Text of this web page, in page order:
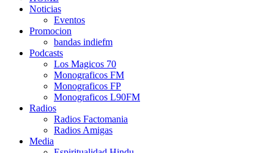
Noticias
Eventos
Promocion
bandas indiefm
Podcasts
Los Magicos 70
Monograficos FM
Monograficos FP
Monograficos L90FM
Radios
Radios Factomania
Radios Amigas
Media